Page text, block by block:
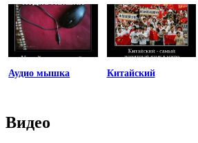
Аудио мышка Китайский
Видео